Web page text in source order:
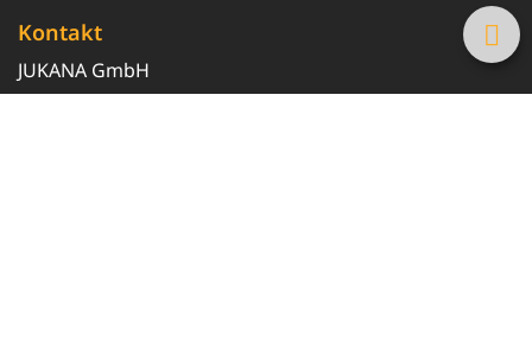
Kontakt
JUKANA GmbH